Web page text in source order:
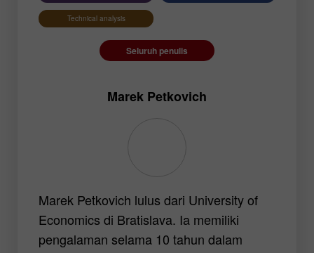
Technical analysis
Seluruh penulis
Marek Petkovich
Marek Petkovich lulus dari University of
Economics di Bratislava. Ia memiliki
pengalaman selama 10 tahun dalam